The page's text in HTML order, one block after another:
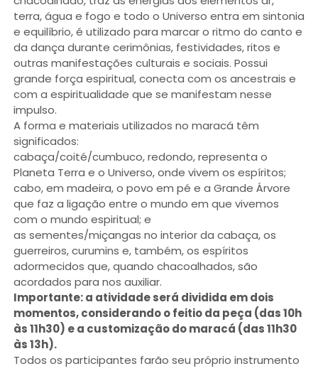
terra, água e fogo e todo o Universo entra em sintonia
e equilíbrio, é utilizado para marcar o ritmo do canto e
da dança durante cerimônias, festividades, ritos e
outras manifestações culturais e sociais. Possui
grande força espiritual, conecta com os ancestrais e
com a espiritualidade que se manifestam nesse
impulso.
A forma e materiais utilizados no maracá têm
significados:
cabaça/coité/cumbuco, redondo, representa o
Planeta Terra e o Universo, onde vivem os espíritos;
cabo, em madeira, o povo em pé e a Grande Árvore
que faz a ligação entre o mundo em que vivemos
com o mundo espiritual; e
as sementes/miçangas no interior da cabaça, os
guerreiros, curumins e, também, os espíritos
adormecidos que, quando chacoalhados, são
acordados para nos auxiliar.
Importante: a atividade será dividida em dois
momentos, considerando o feitio da peça (das 10h
às 11h30) e a customização do maracá (das 11h30
às 13h).
Todos os participantes farão seu próprio instrumento